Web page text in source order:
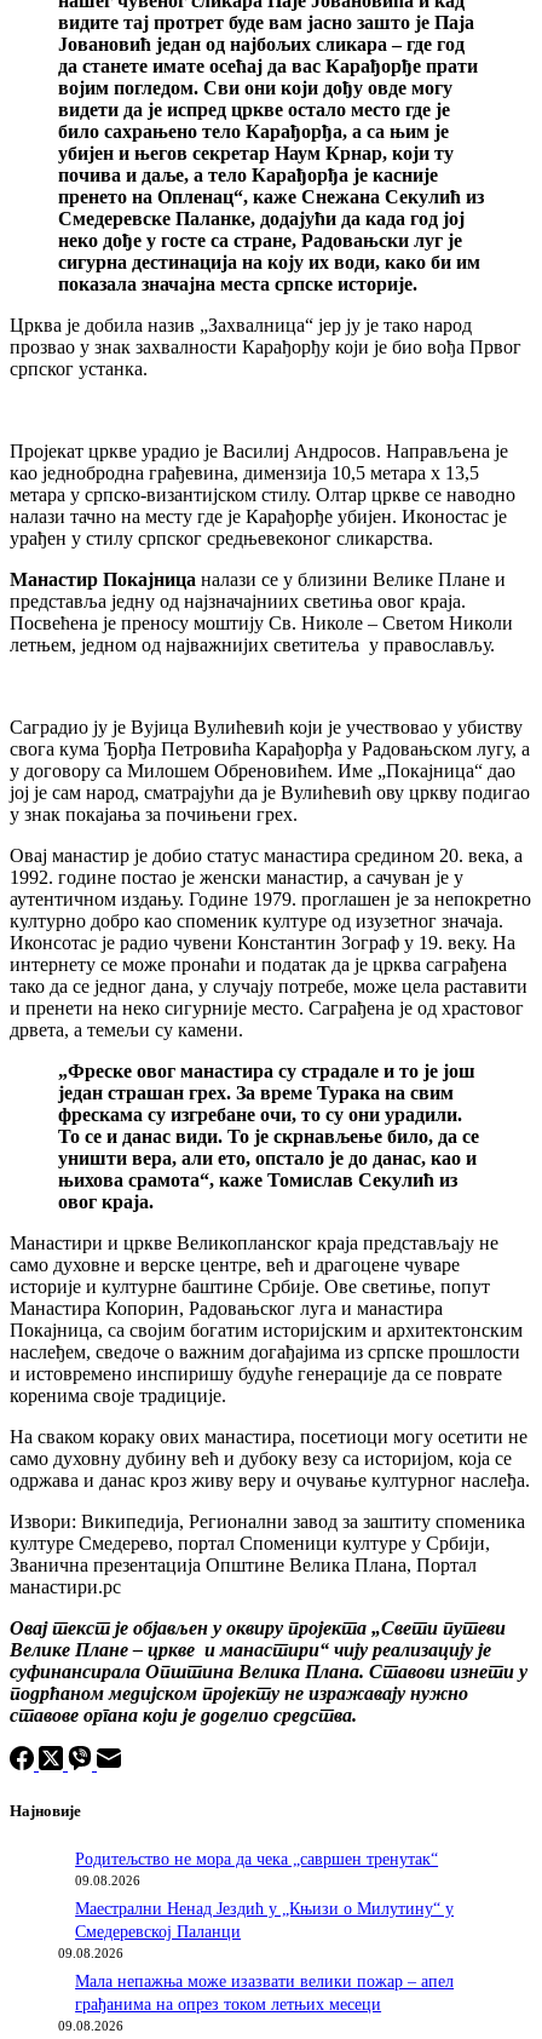
видите тај протрет буде вам јасно зашто је Паја
Јовановић један од најбољих сликара – где год
да станете имате осећај да вас Карађорђе прати
војим погледом. Сви они који дођу овде могу
видети да је испред цркве остало место где је
било сахрањено тело Карађорђа, а са њим је
убијен и његов секретар Наум Крнар, који ту
почива и даље, а тело Карађорђа је касније
пренето на Опленац“, каже Снежана Секулић из
Смедеревске Паланке, додајући да када год јој
неко дође у госте са стране, Радовањски луг је
сигурна дестинација на коју их води, како би им
показала значајна места српске историје.
Црква је добила назив „Захвалница“ јер ју је тако народ
прозвао у знак захвалности Карађорђу који је био вођа Првог
српског устанка.
Пројекат цркве урадио је Василиј Андросов. Направљена је
као једнобродна грађевина, димензија 10,5 метара x 13,5
метара у српско-византијском стилу. Олтар цркве се наводно
налази тачно на месту где је Карађорђе убијен. Иконостас је
урађен у стилу српског средњевеконог сликарства.
Манастир Покајница налази се у близини Велике Плане и
представља једну од најзначајниих светиња овог краја.
Посвећена је преносу моштију Св. Николе – Светом Николи
летњем, једном од најважнијих светитеља у православљу.
Саградио ју је Вујица Вулићевић који је учествовао у убиству
свога кума Ђорђа Петровића Карађорђа у Радовањском лугу, а
у договору са Милошем Обреновићем. Име „Покајница“ дао
јој је сам народ, сматрајући да је Вулићевић ову цркву подигао
у знак покајања за почињени грех.
Овај манастир је добио статус манастира средином 20. века, а
1992. године постао је женски манастир, а сачуван је у
аутентичном издању. Године 1979. проглашен је за непокретно
културно добро као споменик културе од изузетног значаја.
Иконсотас је радио чувени Константин Зограф у 19. веку. На
интернету се може пронаћи и податак да је црква саграђена
тако да се једног дана, у случају потребе, може цела раставити
и пренети на неко сигурније место. Саграђена је од храстовог
дрвета, а темељи су камени.
„Фреске овог манастира су страдале и то је још
један страшан грех. За време Турака на свим
фрескама су изгребане очи, то су они урадили.
То се и данас види. То је скрнављење било, да се
уништи вера, али ето, опстало је до данас, као и
њихова срамота“, каже Томислав Секулић из
овог краја.
Манастири и цркве Великопланског краја представљају не
само духовне и верске центре, већ и драгоцене чуваре
историје и културне баштине Србије. Ове светиње, попут
Манастира Копорин, Радовањског луга и манастира
Покајница, са својим богатим историјским и архитектонским
наслеђем, сведоче о важним догађајима из српске прошлости
и истовремено инспиришу будуће генерације да се поврате
коренима своје традиције.
На сваком кораку ових манастира, посетиоци могу осетити не
само духовну дубину већ и дубоку везу са историјом, која се
одржава и данас кроз живу веру и очување културног наслеђа.
Извори: Википедија, Регионални завод за заштиту споменика
културе Смедерево, портал Споменици културе у Србији,
Званична презентација Општине Велика Плана, Портал
манастири.рс
Овај текст је објављен у оквиру пројекта „Свети путеви
Велике Плане – цркве и манастири“ чију реализацију је
суфинансирала Општина Велика Плана. Ставови изнети у
подрћаном медијском пројекту не изражавају нужно
ставове органа који је доделио средства.
Најновије
Родитељство не мора да чека „савршен тренутак“
09.08.2026
Маестрални Ненад Јездић у „Књизи о Милутину“ у
Смедеревској Паланци
09.08.2026
Мала непажња може изазвати велики пожар – апел
грађанима на опрез током летњих месеци
09.08.2026